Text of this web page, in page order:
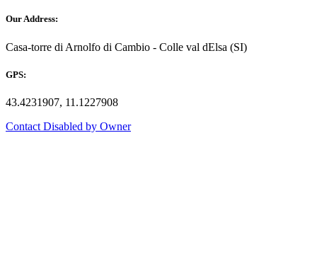
Our Address:
Casa-torre di Arnolfo di Cambio - Colle val dElsa (SI)
GPS:
43.4231907, 11.1227908
Contact Disabled by Owner